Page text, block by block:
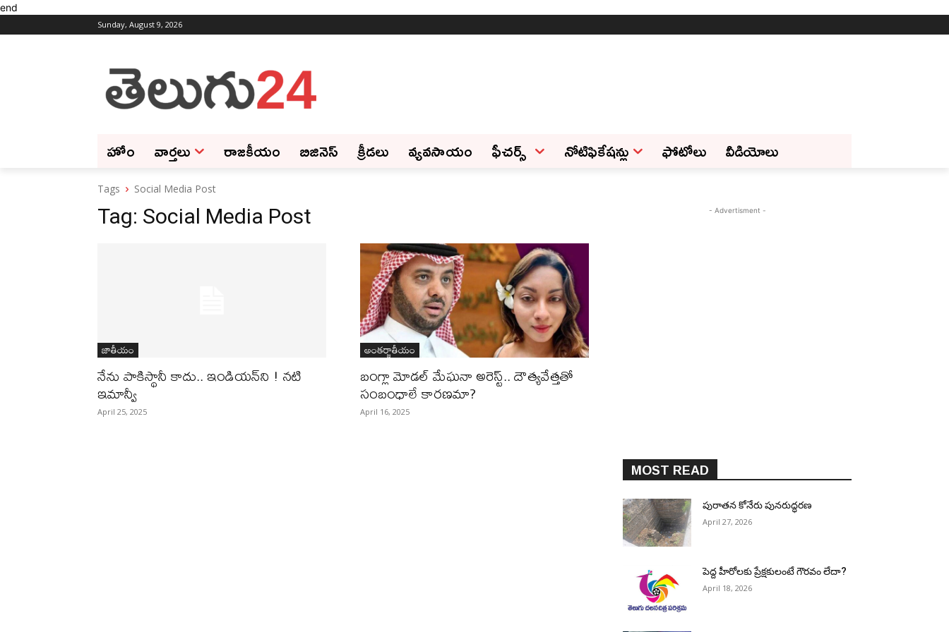
end
Sunday, August 9, 2026
హోం వార్తలు రాజకీయం బిజినెస్‌ క్రీడలు వ్యవసాయం ఫీచ‌ర్స్ ‌ నోటిఫికేషన్లు ఫోటోలు వీడియోలు
Tags Social Media Post
Tag: Social Media Post
జాతీయం
నేను పాకిస్థానీ కాదు.. ఇండియ‌న్‌ని ! న‌టి
ఇమాన్వీ
April 25, 2025
అంతర్జాతీయం
బంగ్లా మోడ‌ల్ మేఘ‌నా అరెస్ట్.. దౌత్య‌వేత్త‌తో
సంబంధాలే కార‌ణమా?
April 16, 2025
- Advertisment -
MOST READ
పురాత‌న కోనేరు పున‌రుద్ధ‌ర‌ణ
April 27, 2026
పెద్ద హీరోల‌కు ప్రేక్ష‌కులంటే గౌర‌వం లేదా?
April 18, 2026